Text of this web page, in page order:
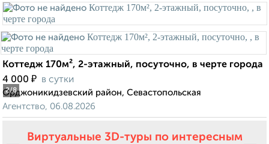
2/8
Коттедж 170м², 2-этажный, посуточно, в черте города
4 000 ₽ в сутки
Орджоникидзевский район, Севастопольская
Агентство, 06.08.2026
Виртуальные 3D-туры по интересным